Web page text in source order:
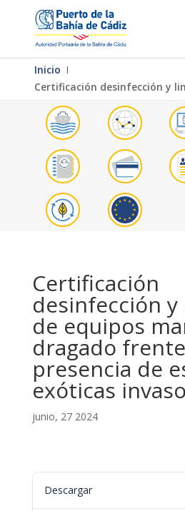
Inicio Ι
Certificación
desinfección y
de equipos
dragado
presencia de
exóticas
junio, 27 2024
Descargar